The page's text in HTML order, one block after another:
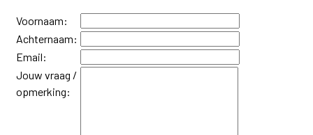
Voornaam:
Achternaam:
Email:
Jouw vraag /
opmerking: